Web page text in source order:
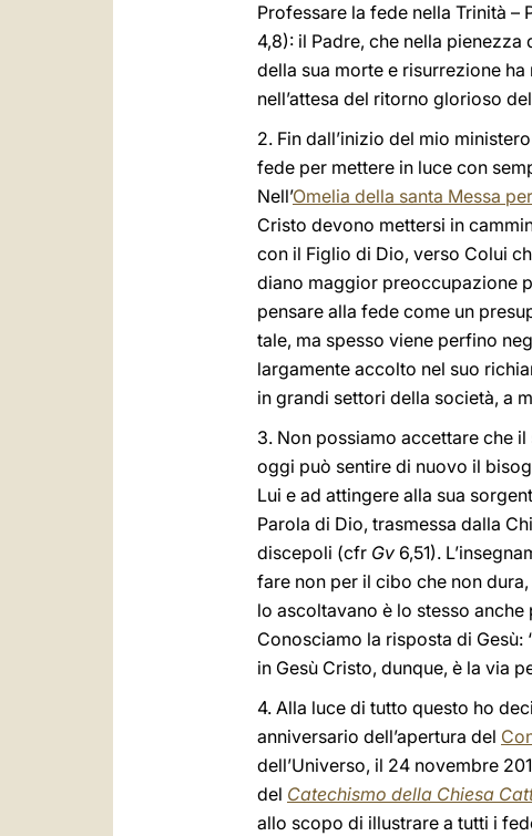
Professare la fede nella Trinità –
4,8): il Padre, che nella
della sua morte e risurrezione
nell’attesa del ritorno glorioso
2. Fin dall’inizio del mio
fede per mettere in luce con
Nell’Omelia della santa Messa
Cristo devono mettersi in
con il Figlio di Dio, verso Colui
diano maggior preoccupazione
pensare alla fede come un
tale, ma spesso viene perfino
largamente accolto nel suo
in grandi settori della società, a
3. Non possiamo accettare che
oggi può sentire di nuovo il
Lui e ad attingere alla sua
Parola di Dio, trasmessa dalla
discepoli (cfr Gv 6,51).
fare non per il cibo che non
lo ascoltavano è lo stesso
Conosciamo la risposta di Gesù:
in Gesù Cristo, dunque, è la via
4. Alla luce di tutto questo ho
anniversario dell’apertura del
dell’Universo, il 24 novembre
del Catechismo della Chiesa
allo scopo di illustrare a tutti i